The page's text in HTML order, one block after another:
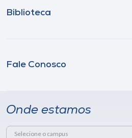
Biblioteca
Fale Conosco
Onde estamos
Selecione o campus